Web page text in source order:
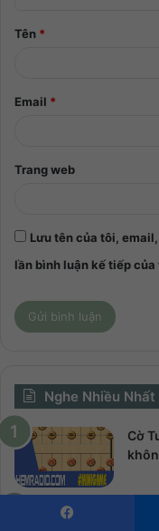
Tên *
Email *
Trang web
Lưu tên của tôi,
lần bình luận kế tiếp của
Nghe Nhiều Nhất
Cờ